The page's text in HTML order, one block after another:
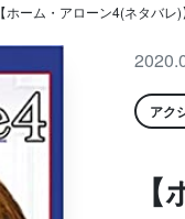
【ホーム・アローン4(ネタバ
アク